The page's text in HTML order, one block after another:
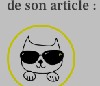
de son article :